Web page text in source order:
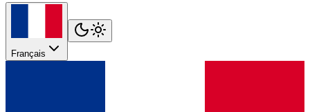
Français